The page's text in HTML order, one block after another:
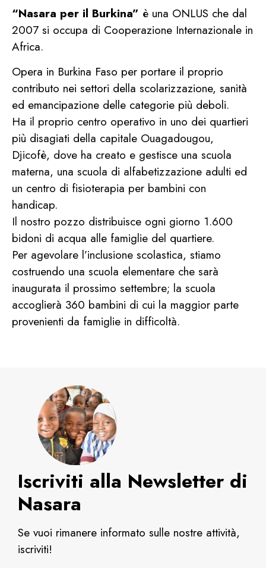
“Nasara per il Burkina” è una ONLUS che dal
2007 si occupa di Cooperazione Internazionale in
Africa.
Opera in Burkina Faso per portare il proprio
contributo nei settori della scolarizzazione, sanità
ed emancipazione delle categorie più deboli.
Ha il proprio centro operativo in uno dei quartieri
più disagiati della capitale Ouagadougou,
Djicofè, dove ha creato e gestisce una scuola
materna, una scuola di alfabetizzazione adulti ed
un centro di fisioterapia per bambini con
handicap.
Il nostro pozzo distribuisce ogni giorno 1.600
bidoni di acqua alle famiglie del quartiere.
Per agevolare l’inclusione scolastica, stiamo
costruendo una scuola elementare che sarà
inaugurata il prossimo settembre; la scuola
accoglierà 360 bambini di cui la maggior parte
provenienti da famiglie in difficoltà.
Iscriviti alla Newsletter di
Nasara
Se vuoi rimanere informato sulle nostre attività,
iscriviti!